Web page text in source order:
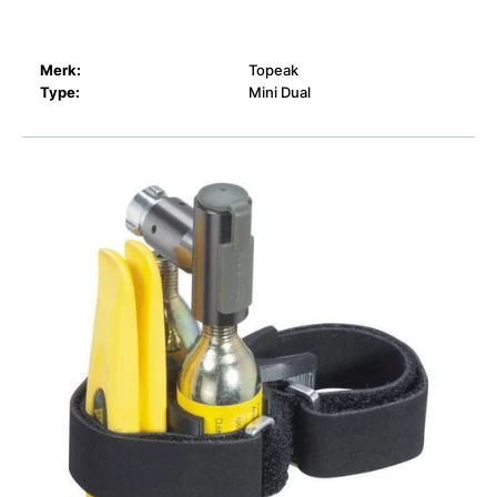
Merk:
Topeak
Type:
Mini Dual